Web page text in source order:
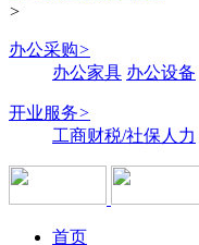
>
办公采购>
办公家具 办公设备
开业服务>
工商财税/社保人力
首页